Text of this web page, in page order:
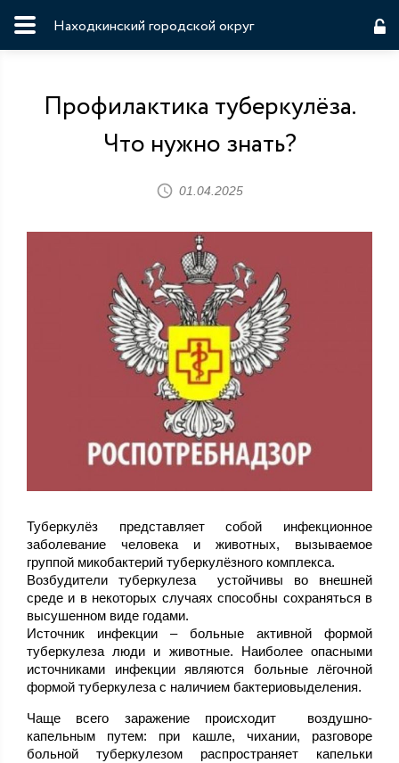
Находкинский городской округ
Профилактика туберкулёза.
Что нужно знать?
01.04.2025
Туберкулёз представляет собой инфекционное
заболевание человека и животных, вызываемое
группой микобактерий туберкулёзного комплекса.
Возбудители туберкулеза устойчивы во внешней
среде и в некоторых случаях способны сохраняться в
высушенном виде годами.
Источник инфекции – больные активной формой
туберкулеза люди и животные. Наиболее опасными
источниками инфекции являются больные лёгочной
формой туберкулеза с наличием бактериовыделения.
Чаще всего заражение происходит воздушно-
капельным путем: при кашле, чихании, разговоре
больной туберкулезом распространяет капельки